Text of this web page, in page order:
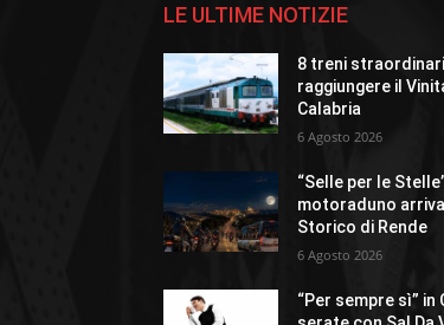
LE ULTIME NOTIZIE
8 treni
raggiungere il
Calabria
6 Agosto 2026
“Selle per le
motoraduno
Storico di Rende
6 Agosto 2026
“Per sempre sì” in